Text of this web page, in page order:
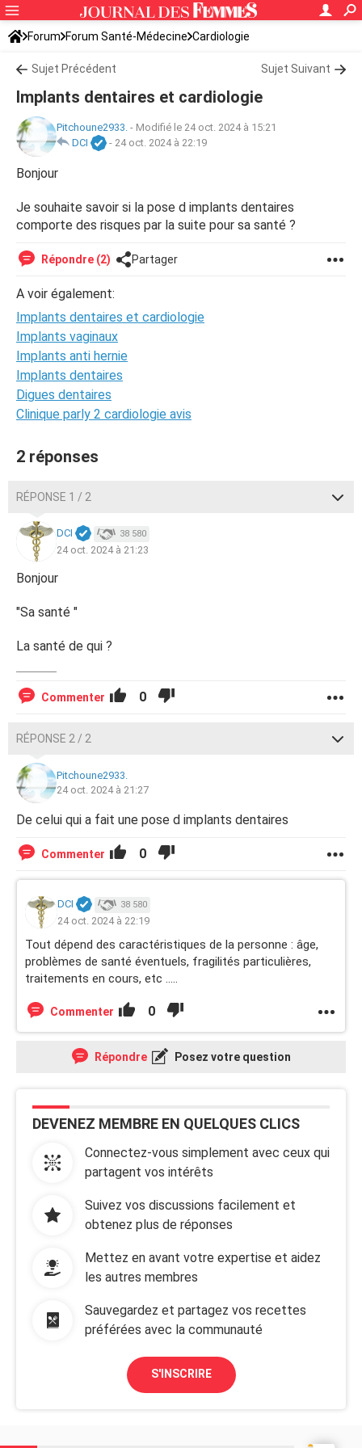
Forum Forum Santé-Médecine Cardiologie
Sujet Précédent Sujet Suivant
Implants dentaires et cardiologie
Pitchoune2933. - Modifié le 24 oct. 2024 à 15:21
DCI
- 24 oct. 2024 à 22:19
Bonjour
Je souhaite savoir si la pose d implants dentaires
comporte des risques par la suite pour sa santé ?
Répondre (2) Partager
A voir également:
Implants dentaires et cardiologie
Implants vaginaux
Implants anti hernie
Implants dentaires
Digues dentaires
Clinique parly 2 cardiologie avis
2 réponses
RÉPONSE 1 / 2
DCI 38 580
24 oct. 2024 à 21:23
Bonjour
"Sa santé "
La santé de qui ?
Commenter 0
RÉPONSE 2 / 2
Pitchoune2933.
24 oct. 2024 à 21:27
De celui qui a fait une pose d implants dentaires
Commenter 0
DCI 38 580
24 oct. 2024 à 22:19
Tout dépend des caractéristiques de la personne : âge,
problèmes de santé éventuels, fragilités particulières,
traitements en cours, etc .....
Commenter 0
Répondre Posez votre question
DEVENEZ MEMBRE EN QUELQUES CLICS
Connectez-vous simplement avec ceux qui
partagent vos intérêts
Suivez vos discussions facilement et
obtenez plus de réponses
Mettez en avant votre expertise et aidez
les autres membres
Sauvegardez et partagez vos recettes
préférées avec la communauté
S'INSCRIRE